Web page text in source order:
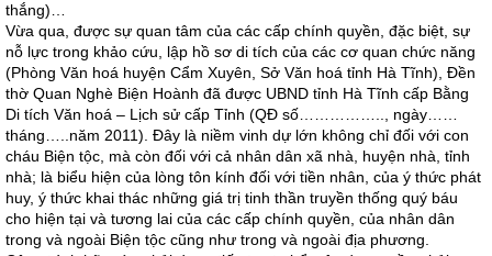
thắng)…
Vừa qua, được sự quan tâm của các cấp chính quyền, đặc biệt, sự
nỗ lực trong khảo cứu, lập hồ sơ di tích của các cơ quan chức năng
(Phòng Văn hoá huyện Cẩm Xuyên, Sở Văn hoá tỉnh Hà Tĩnh), Đền
thờ Quan Nghè Biện Hoành đã được UBND tỉnh Hà Tĩnh cấp Bằng
Di tích Văn hoá – Lịch sử cấp Tỉnh (QĐ số…………….., ngày……
tháng…..năm 2011). Đây là niềm vinh dự lớn không chỉ đối với con
cháu Biện tộc, mà còn đối với cả nhân dân xã nhà, huyện nhà, tỉnh
nhà; là biểu hiện của lòng tôn kính đối với tiền nhân, của ý thức phát
huy, ý thức khai thác những giá trị tinh thần truyền thống quý báu
cho hiện tại và tương lai của các cấp chính quyền, của nhân dân
trong và ngoài Biện tộc cũng như trong và ngoài địa phương.